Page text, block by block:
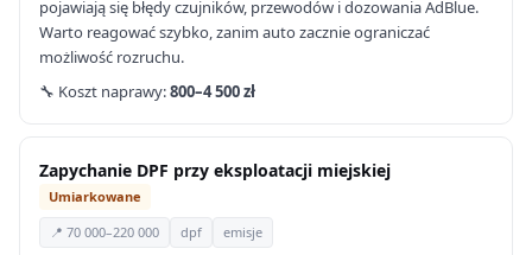
pojawiają się błędy czujników, przewodów i dozowania AdBlue.
Warto reagować szybko, zanim auto zacznie ograniczać
możliwość rozruchu.
🔧 Koszt naprawy:800–4 500 zł
Zapychanie DPF przy eksploatacji miejskiej
Umiarkowane
📍 70 000–220 000
dpf emisje